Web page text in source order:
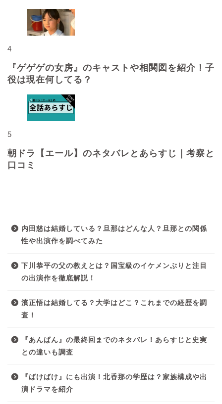
4
『ゲゲゲの女房』のキャストや相関図を紹介！子
役は現在何してる？
5
朝ドラ【エール】のネタバレとあらすじ｜考察と
口コミ
内田慈は結婚している？旦那はどんな人？旦那との関係
性や出演作を調べてみた
下川恭平の父の教えとは？国宝級のイケメンぶりと注目
の出演作を徹底解説！
濱正悟は結婚してる？大学はどこ？これまでの経歴を調
査！
『あんぱん』の最終回までのネタバレ！あらすじと史実
との違いも調査
『ばけばけ』にも出演！北香那の学歴は？家族構成や出
演ドラマを紹介